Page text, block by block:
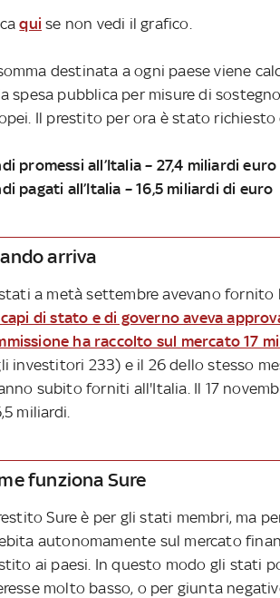
qui se non vedi il grafico.
destinata a ogni paese viene
spesa pubblica per misure di
Il prestito per ora è stato richiesto
promessi all’Italia – 27,4 miliardi
pagati all’Italia – 16,5 miliardi di euro
arriva
a metà settembre avevano fornito
di stato e di governo aveva
ha raccolto sul mercato 17
investitori 233) e il 26 dello stesso
subito forniti all'Italia. Il 17
miliardi.
funziona Sure
Sure è per gli stati membri, ma
autonomamente sul mercato
ai paesi. In questo modo gli stati
molto basso, o per giunta